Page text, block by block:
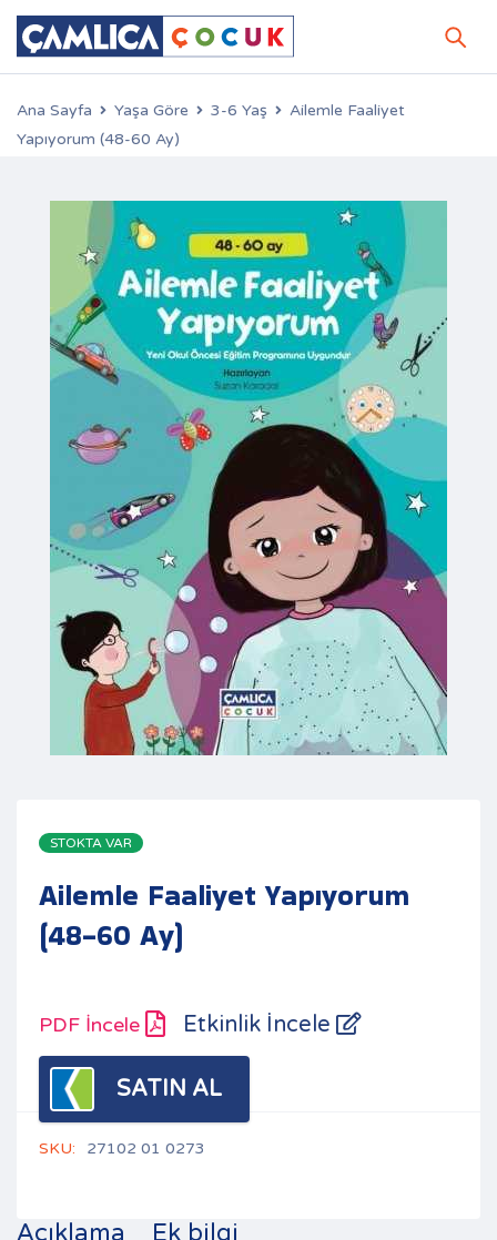
Ana Sayfa Yaşa Göre 3-6 Yaş
Ailemle Faaliyet
Yapıyorum (48-60 Ay)
STOKTA VAR
Ailemle Faaliyet Yapıyorum
(48-60 Ay)
PDF İncele Etkinlik İncele
SATIN AL
SKU: 27102 01 0273
Açıklama Ek bilgi